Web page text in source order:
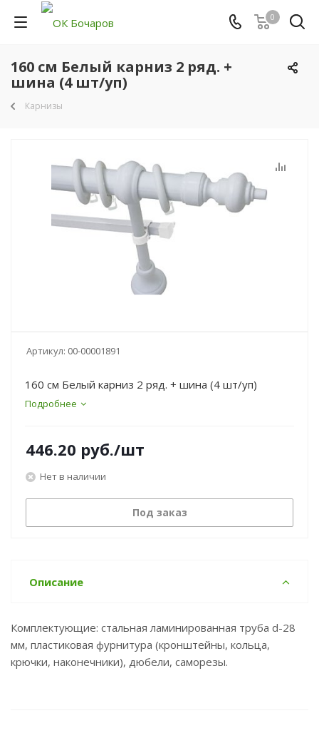
0
160 см Белый карниз 2 ряд. +
шина (4 шт/уп)
Карнизы
Артикул: 00-00001891
160 см Белый карниз 2 ряд. + шина (4 шт/уп)
Подробнее
446.20 руб./шт
Нет в наличии
Под заказ
Описание
Комплектующие: стальная ламинированная труба d-28
мм, пластиковая фурнитура (кронштейны, кольца,
крючки, наконечники), дюбели, саморезы.